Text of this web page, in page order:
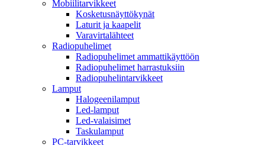
Mobiilitarvikkeet
Kosketusnäyttökynät
Laturit ja kaapelit
Varavirtalähteet
Radiopuhelimet
Radiopuhelimet ammattikäyttöön
Radiopuhelimet harrastuksiin
Radiopuhelintarvikkeet
Lamput
Halogeenilamput
Led-lamput
Led-valaisimet
Taskulamput
PC-tarvikkeet